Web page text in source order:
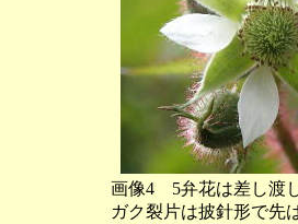
画像4 5弁花は差し渡
ガク裂片は披針形で先